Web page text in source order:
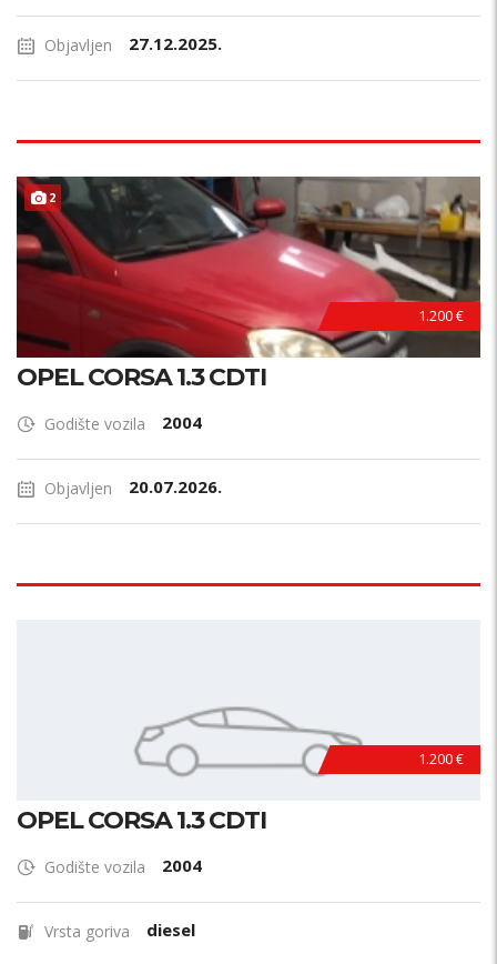
Objavljen 27.12.2025.
2
1.200 €
OPEL CORSA 1.3 CDTI
Godište vozila 2004
Objavljen 20.07.2026.
1.200 €
OPEL CORSA 1.3 CDTI
Godište vozila 2004
Vrsta goriva diesel